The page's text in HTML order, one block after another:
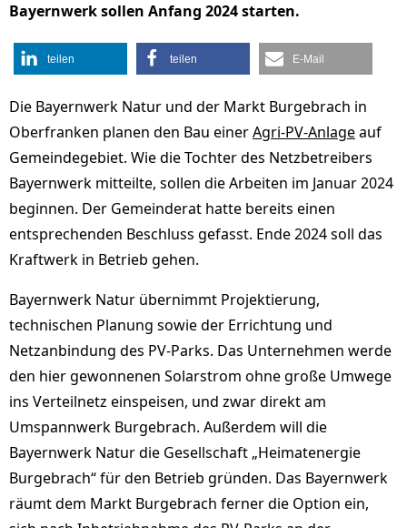
Bayernwerk sollen Anfang 2024 starten.
teilen teilen E-Mail
Die Bayernwerk Natur und der Markt Burgebrach in
Oberfranken planen den Bau einerAgri-PV-Anlageauf
Gemeindegebiet. Wie die Tochter des Netzbetreibers
Bayernwerk mitteilte, sollen die Arbeiten im Januar 2024
beginnen. Der Gemeinderat hatte bereits einen
entsprechenden Beschluss gefasst. Ende 2024 soll das
Kraftwerk in Betrieb gehen.
Bayernwerk Natur übernimmt Projektierung,
technischen Planung sowie der Errichtung und
Netzanbindung des PV-Parks. Das Unternehmen werde
den hier gewonnenen Solarstrom ohne große Umwege
ins Verteilnetz einspeisen, und zwar direkt am
Umspannwerk Burgebrach. Außerdem will die
Bayernwerk Natur die Gesellschaft „Heimatenergie
Burgebrach“ für den Betrieb gründen. Das Bayernwerk
räumt dem Markt Burgebrach ferner die Option ein,